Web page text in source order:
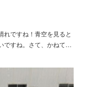
れですね！青空を見ると
ですね。さて、かねて…